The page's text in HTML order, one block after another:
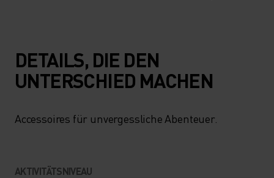
DETAILS, DIE DEN
UNTERSCHIED MACHEN
Accessoires für unvergessliche Abenteuer.
AKTIVITÄTSNIVEAU